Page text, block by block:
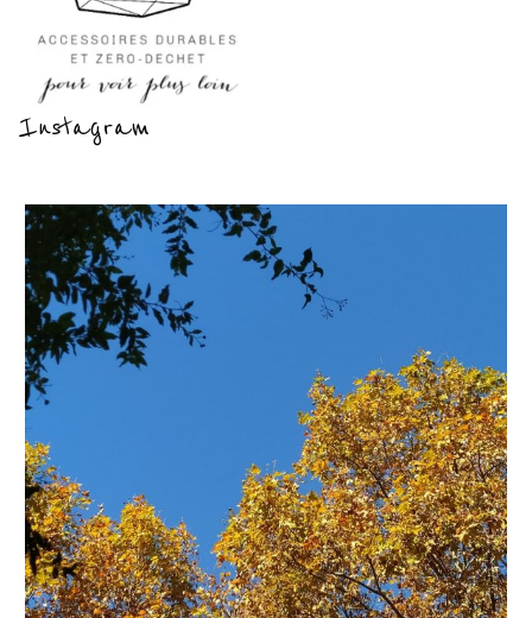
Instagram